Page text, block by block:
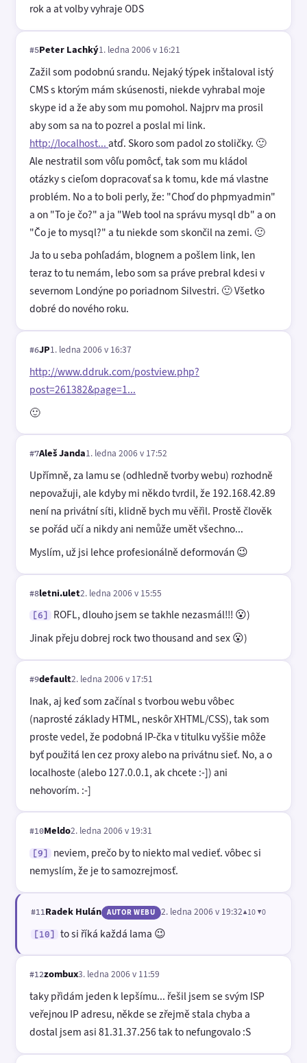
rok a at volby vyhraje ODS
#5Peter Lachký1. ledna 2006 v 16:21
Zažil som podobnú srandu. Nejaký týpek inštaloval istý
CMS s ktorým mám skúsenosti, niekde vyhrabal moje
skype id a že aby som mu pomohol. Najprv ma prosil
aby som sa na to pozrel a poslal mi link.
http://localhost...atď. Skoro som padol zo stoličky. 🙂
Ale nestratil som vôľu pomôcť, tak som mu kládol
otázky s cieľom dopracovať sa k tomu, kde má vlastne
problém. No a to boli perly, že: "Choď do phpmyadmin"
a on "To je čo?" a ja "Web tool na správu mysql db" a on
"Čo je to mysql?" a tu niekde som skončil na zemi. 🙂
Ja to u seba pohľadám, blognem a pošlem link, len
teraz to tu nemám, lebo som sa práve prebral kdesi v
severnom Londýne po poriadnom Silvestri. 🙂 Všetko
dobré do nového roku.
#6JP1. ledna 2006 v 16:37
http://www.ddruk.com/postview.php?
post=261382&page=1...
🙂
#7Aleš Janda1. ledna 2006 v 17:52
Upřímně, za lamu se (odhledně tvorby webu) rozhodně
nepovažuji, ale kdyby mi někdo tvrdil, že 192.168.42.89
není na privátní síti, klidně bych mu věřil. Prostě člověk
se pořád učí a nikdy ani nemůže umět všechno...
Myslím, už jsi lehce profesionálně deformován 😉
#8letni.ulet2. ledna 2006 v 15:55
[6]
ROFL, dlouho jsem se takhle nezasmál!!! 😮)
Jinak přeju dobrej rock two thousand and sex 😮)
#9default2. ledna 2006 v 17:51
Inak, aj keď som začínal s tvorbou webu vôbec
(naprosté základy HTML, neskôr XHTML/CSS), tak som
proste vedel, že podobná IP-čka v titulku vyššie môže
byť použitá len cez proxy alebo na privátnu sieť. No, a o
localhoste (alebo 127.0.0.1, ak chcete :-]) ani
nehovorím. :-]
#10Meldo2. ledna 2006 v 19:31
[9]
neviem, prečo by to niekto mal vedieť. vôbec si
nemyslím, že je to samozrejmosť.
#11Radek Hulán AUTOR WEBU 2. ledna 2006 v 19:32▲10 ▼0
[10] to si říká každá lama 😉
#12zombux3. ledna 2006 v 11:59
taky přidám jeden k lepšímu... řešil jsem se svým ISP
veřejnou IP adresu, někde se zřejmě stala chyba a
dostal jsem asi 81.31.37.256 tak to nefungovalo :S